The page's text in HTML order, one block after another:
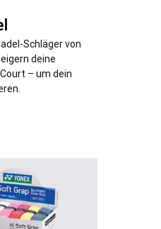
Schläger von
deine
– um dein